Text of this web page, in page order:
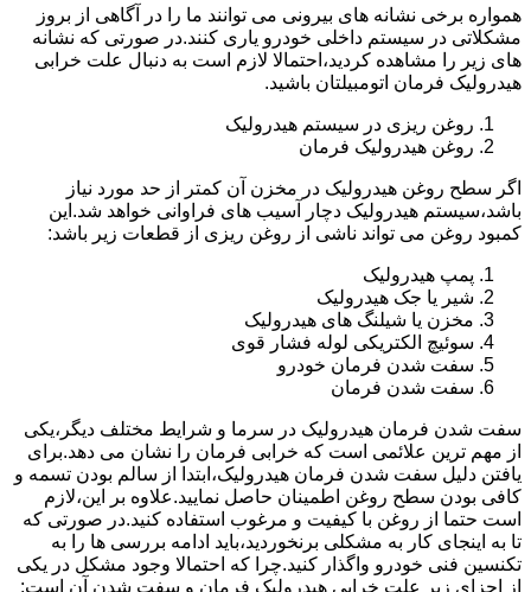
همواره برخی نشانه های بیرونی می توانند ما را در آگاهی از بروز
مشکلاتی در سیستم داخلی خودرو یاری کنند.در صورتی که نشانه
های زیر را مشاهده کردید،احتمالا لازم است به دنبال علت خرابی
هیدرولیک فرمان اتومبیلتان باشید.
روغن ریزی در سیستم هیدرولیک
روغن هیدرولیک فرمان
اگر سطح روغن هیدرولیک در مخزن آن کمتر از حد مورد نیاز
باشد،سیستم هیدرولیک دچار آسیب های فراوانی خواهد شد.این
کمبود روغن می تواند ناشی از روغن ریزی از قطعات زیر باشد:
پمپ هیدرولیک
شیر یا جک هیدرولیک
مخزن یا شیلنگ های هیدرولیک
سوئیچ الکتریکی لوله فشار قوی
سفت شدن فرمان خودرو
سفت شدن فرمان
سفت شدن فرمان هیدرولیک در سرما و شرایط مختلف دیگر،یکی
از مهم ترین علائمی است که خرابی فرمان را نشان می دهد.برای
یافتن دلیل سفت شدن فرمان هیدرولیک،ابتدا از سالم بودن تسمه و
کافی بودن سطح روغن اطمینان حاصل نمایید.علاوه بر این،لازم
است حتما از روغن با کیفیت و مرغوب استفاده کنید.در صورتی که
تا به اینجای کار به مشکلی برنخوردید،باید ادامه بررسی ها را به
تکنسین فنی خودرو واگذار کنید.چرا که احتمالا وجود مشکل در یکی
از اجزای زیر علت خرابی هیدرولیک فرمان و سفت شدن آن است: